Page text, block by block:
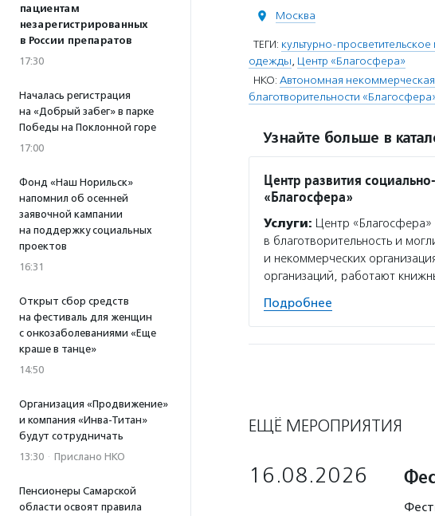
пациентам
незарегистрированных
в России препаратов
17:30
Началась регистрация
на «Добрый забег» в парке
Победы на Поклонной горе
17:00
Фонд «Наш Норильск»
напомнил об осенней
заявочной кампании
на поддержку социальных
проектов
16:31
Открыт сбор средств
на фестиваль для женщин
с онкозаболеваниями «Еще
краше в танце»
14:50
Организация «Продвижение»
и компания «Инва-Титан»
будут сотрудничать
13:30 · Прислано НКО
Пенсионеры Самарской
области освоят правила
Москва
ТЕГИ: культурно-
одежды, Центр «Благосфера»
НКО: Автономная некоммерческая
благотворительности
Узнайте больше в
Центр развития
«Благосфера»
Услуги: Центр «Благосфера»
в благотворительность и
и некоммерческих
организаций, работают
Подробнее
ЕЩЁ МЕРОПРИЯТИЯ
16.08.2026